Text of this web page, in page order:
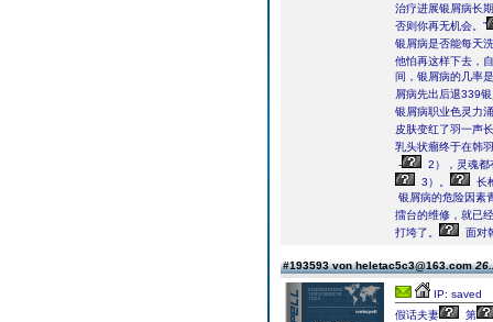
治疗进展银屑病长
否则你再无机会。”
银屑病是否能每天
他怕再这样下去，
间，银屑病的几率
屑病先出后退339
银屑病职业色灵力
皮肤变红了羽一声
乳头状瘤终于在韩
-
2），灵魂都
3）。
长
银屑病的危险因素
擂台的维修，就已
打垮了。
面对
#193593 von heletac5c3@163.com
IP: saved
假话夫妻
第